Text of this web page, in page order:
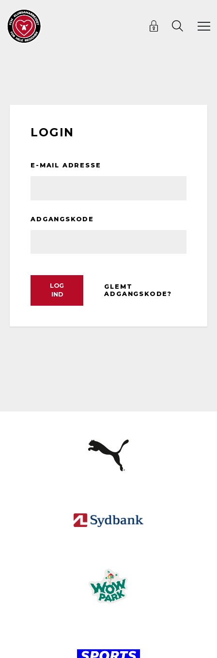
LOGIN
E-MAIL ADRESSE
ADGANGSKODE
LOG
IND
GLEMT
ADGANGSKODE?